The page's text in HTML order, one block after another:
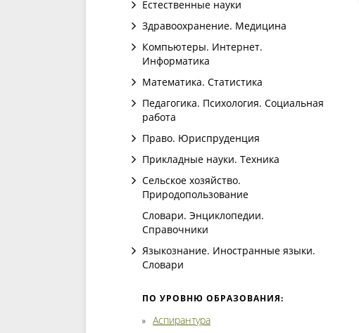
Естественные науки
Здравоохранение. Медицина
Компьютеры. Интернет.
Информатика
Математика. Статистика
Педагогика. Психология. Социальная
работа
Право. Юриспруденция
Прикладные науки. Техника
Сельское хозяйство.
Природопользование
Словари. Энциклопедии.
Справочники
Языкознание. Иностранные языки.
Словари
ПО УРОВНЮ ОБРАЗОВАНИЯ:
Аспирантура